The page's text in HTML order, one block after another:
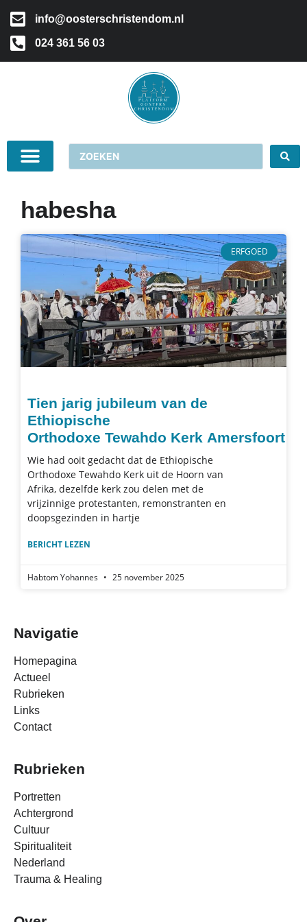
info@oosterschristendom.nl
024 361 56 03
habesha
ERFGOED
Tien jarig jubileum van de
Ethiopische
Orthodoxe Tewahdo Kerk Amersfoort
Wie had ooit gedacht dat de Ethiopische
Orthodoxe Tewahdo Kerk uit de Hoorn van
Afrika, dezelfde kerk zou delen met de
vrijzinnige protestanten, remonstranten en
doopsgezinden in hartje
BERICHT LEZEN
Habtom Yohannes 25 november 2025
Navigatie
Homepagina
Actueel
Rubrieken
Links
Contact
Rubrieken
Portretten
Achtergrond
Cultuur
Spiritualiteit
Nederland
Trauma & Healing